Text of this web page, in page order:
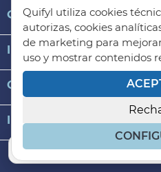
QUIFYL
INFORMACIÓN GENERAL
CATEGORÍAS DE
INFORMACIÓN DE LA
Quifyl utiliza cookies
autorizas, cookies
de marketing para
uso y mostrar contenidos
Cambiar preferencias de
© 2026 -Todos los rerechos